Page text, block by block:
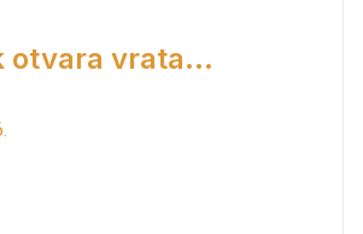
otvara vrata...